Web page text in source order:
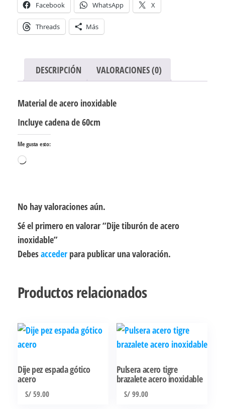
Facebook WhatsApp X
Threads Más
DESCRIPCIÓN VALORACIONES (0)
Material de acero inoxidable
Incluye cadena de 60cm
Me gusta esto:
Cargando...
No hay valoraciones aún.
Sé el primero en valorar “Dije tiburón de acero
inoxidable”
Debesacceder para publicar una valoración.
Productos relacionados
Dije pez espada gótico
acero
S/59.00
Pulsera acero tigre
brazalete acero inoxidable
S/99.00